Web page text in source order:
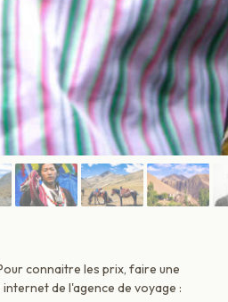
connaitre les prix, faire une
de l'agence de voyage :